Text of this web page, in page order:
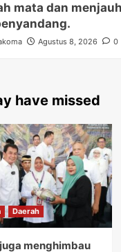
mata dan
Agustus 8, 2026 0
have missed
Daerah
menghimbau